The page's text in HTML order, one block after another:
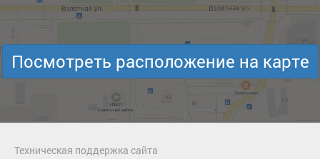
Посмотреть расположение на карте
Техническая поддержка сайта